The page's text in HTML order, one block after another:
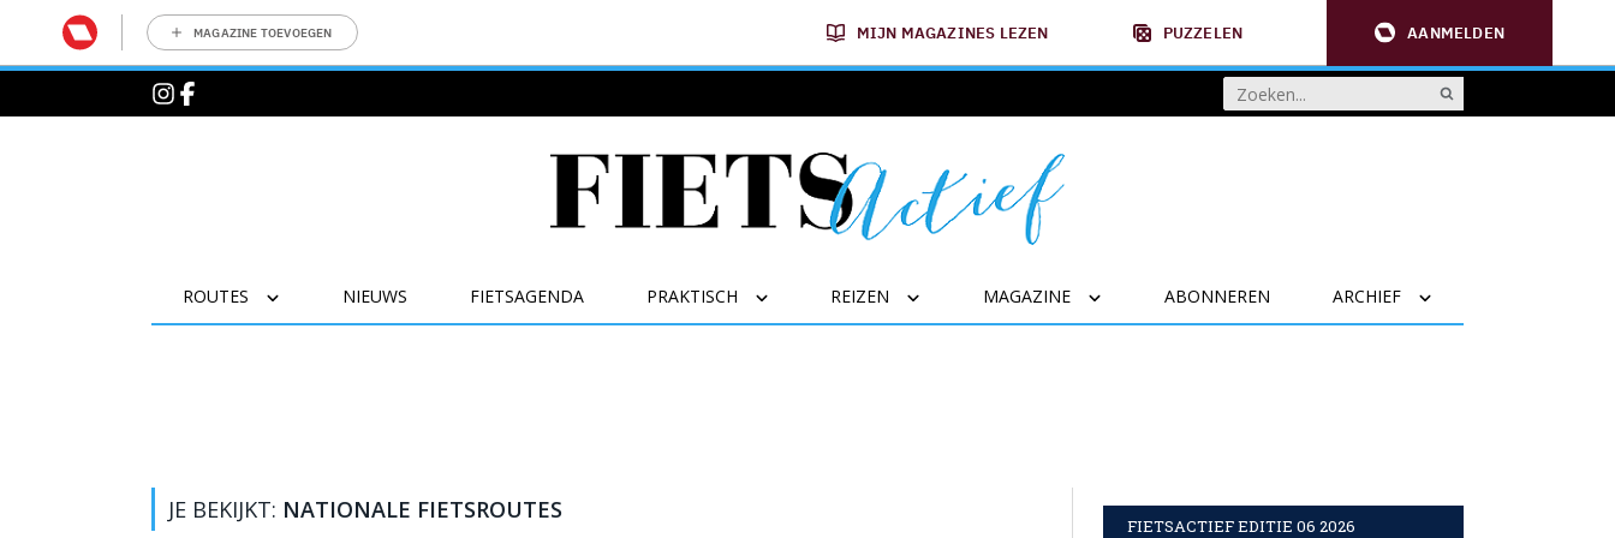
MAGAZINE TOEVOEGEN MIJN MAGAZINES LEZEN PUZZELEN AANMELDEN
ROUTES NIEUWS FIETSAGENDA PRAKTISCH REIZEN MAGAZINE ABONNEREN ARCHIEF
JE BEKIJKT: NATIONALE FIETSROUTES
FIETSACTIEF EDITIE 06 2026